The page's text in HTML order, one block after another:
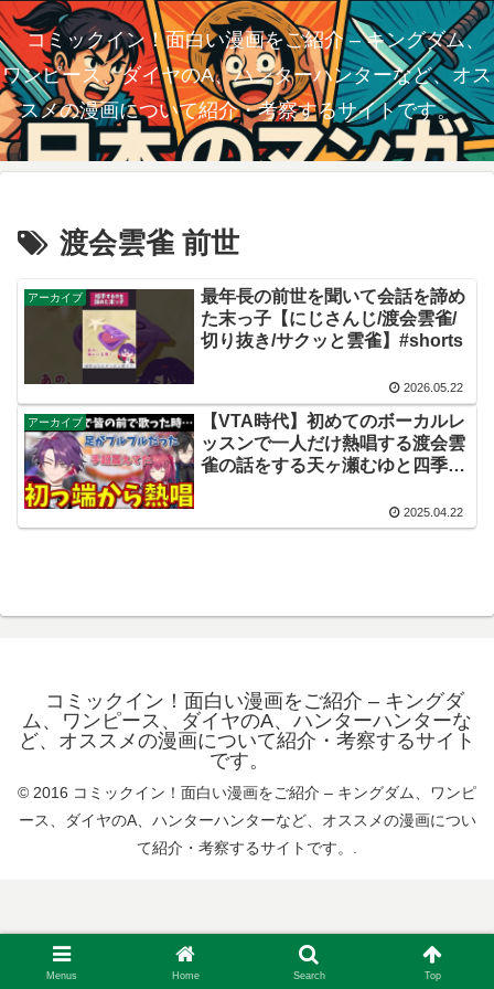
コミックイン！面白い漫画をご紹介 – キングダム、
ワンピース、ダイヤのA、ハンターハンターなど、オス
スメの漫画について紹介・考察するサイトです。
渡会雲雀 前世
アーカイブ
最年長の前世を聞いて会話を諦め
た末っ子【にじさんじ/渡会雲雀/
切り抜き/サクッと雲雀】#shorts
2026.05.22
アーカイブ
【VTA時代】初めてのボーカルレ
ッスンで一人だけ熱唱する渡会雲
雀の話をする天ヶ瀬むゆと四季凪
2025.04.22
コミックイン！面白い漫画をご紹介 – キングダ
ム、ワンピース、ダイヤのA、ハンターハンターな
ど、オススメの漫画について紹介・考察するサイト
です。
© 2016 コミックイン！面白い漫画をご紹介 – キングダム、ワンピ
ース、ダイヤのA、ハンターハンターなど、オススメの漫画につい
て紹介・考察するサイトです。.
Menus Home Search Top